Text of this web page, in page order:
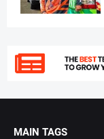
MAIN TAGS